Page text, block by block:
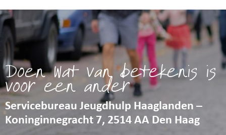
Doen wat van betekenis is
voor een ander
Servicebureau Jeugdhulp Haaglanden –
Koninginnegracht 7, 2514 AA Den Haag